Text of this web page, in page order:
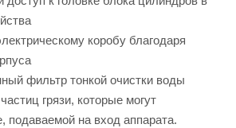
коробу благодаря
фильтр тонкой очистки воды
грязи, которые могут
подаваемой на вход аппарата.